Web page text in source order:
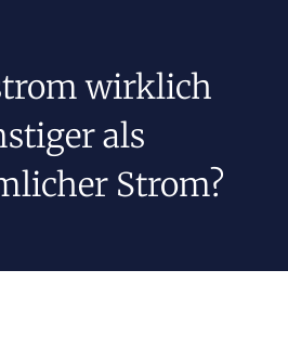
wirklich
als
Strom?